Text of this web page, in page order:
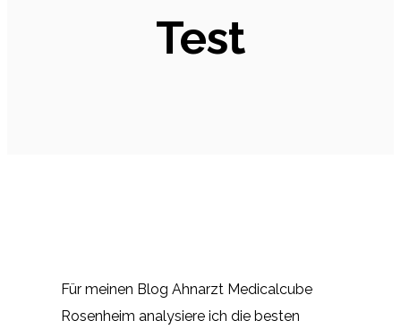
Test
Für meinen Blog Ahnarzt Medicalcube
Rosenheim analysiere ich die besten